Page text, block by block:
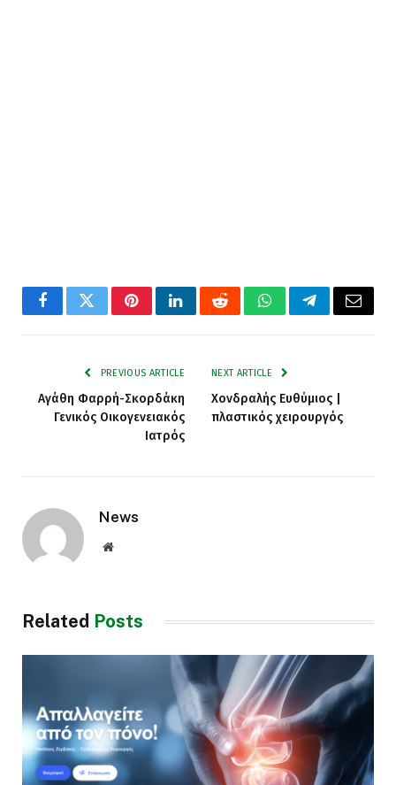
FacebookTwitterPinterestLinkedInRedditWhatsAppTelegramEmail
PREVIOUS ARTICLE
Αγάθη Φαρρή-Σκορδάκη
Γενικός Οικογενειακός
Ιατρός
NEXT ARTICLE
Χονδραλής Ευθύμιος |
πλαστικός χειρουργός
News
Website
Related Posts